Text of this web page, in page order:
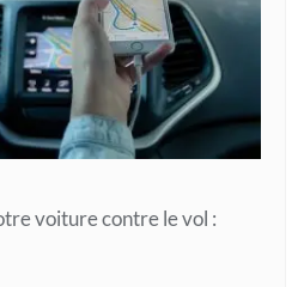
voiture contre le vol :